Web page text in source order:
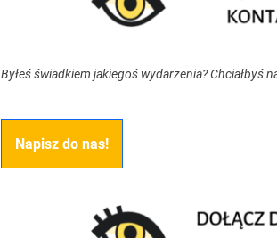
Byłeś świadkiem jakiegoś wydarzenia? Chciałbyś
Napisz do nas!